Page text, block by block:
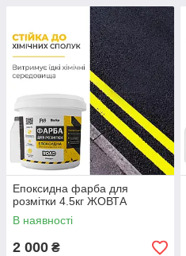
Епоксидна фарба для
розмітки 4.5кг ЖОВТА
В наявності
2 000 ₴